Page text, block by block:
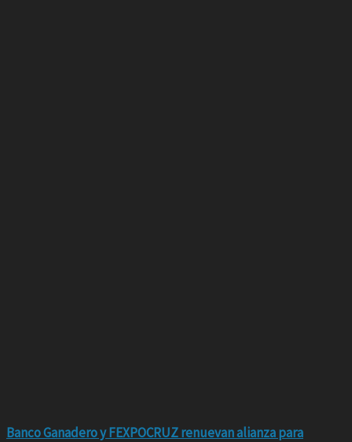
Banco Ganadero y FEXPOCRUZ renuevan alianza para